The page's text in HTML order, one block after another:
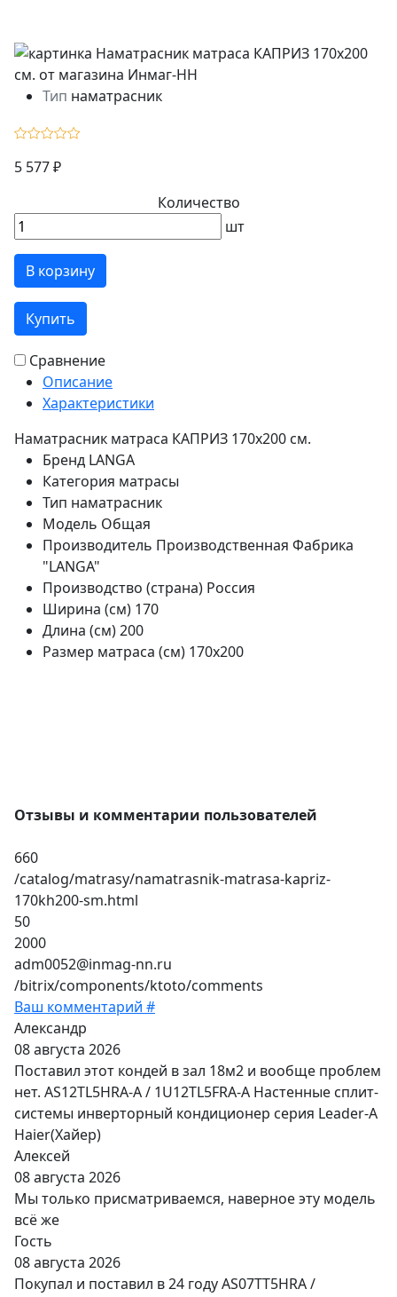
Тип наматрасник
5 577 ₽
Количество
шт
В корзину
Купить
Сравнение
Описание
Характеристики
Наматрасник матраса КАПРИЗ 170х200 см.
Бренд LANGA
Категория матрасы
Тип наматрасник
Модель Общая
Производитель Производственная Фабрика
"LANGA"
Производство (страна) Россия
Ширина (см) 170
Длина (см)200
Размер матраса (см) 170х200
Отзывы и комментарии пользователей
660
/catalog/matrasy/namatrasnik-matrasa-kapriz-
170kh200-sm.html
50
2000
adm0052@inmag-nn.ru
/bitrix/components/ktoto/comments
Ваш комментарий #
Александр
08 августа 2026
Поставил этот кондей в зал 18м2 и вообще проблем
нет. AS12TL5HRA-A / 1U12TL5FRA-A Настенные сплит-
системы инверторный кондиционер серия Leader-A
Haier(Хайер)
Алексей
08 августа 2026
Мы только присматриваемся, наверное эту модель
всё же
Гость
08 августа 2026
Покупал и поставил в 24 году AS07TT5HRA /